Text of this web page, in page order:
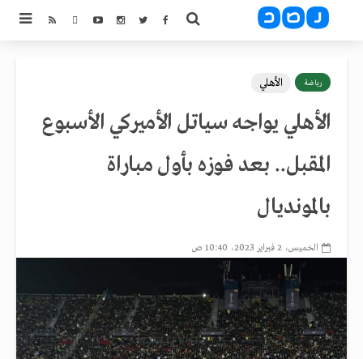
رياضة الأهلي
الأهلي يواجه سياتل الأميركي الأسبوع
المقبل.. بعد فوزه بأول مباراة
بالمونديال
الخميس، 2 فبراير 2023، 10:40 ص